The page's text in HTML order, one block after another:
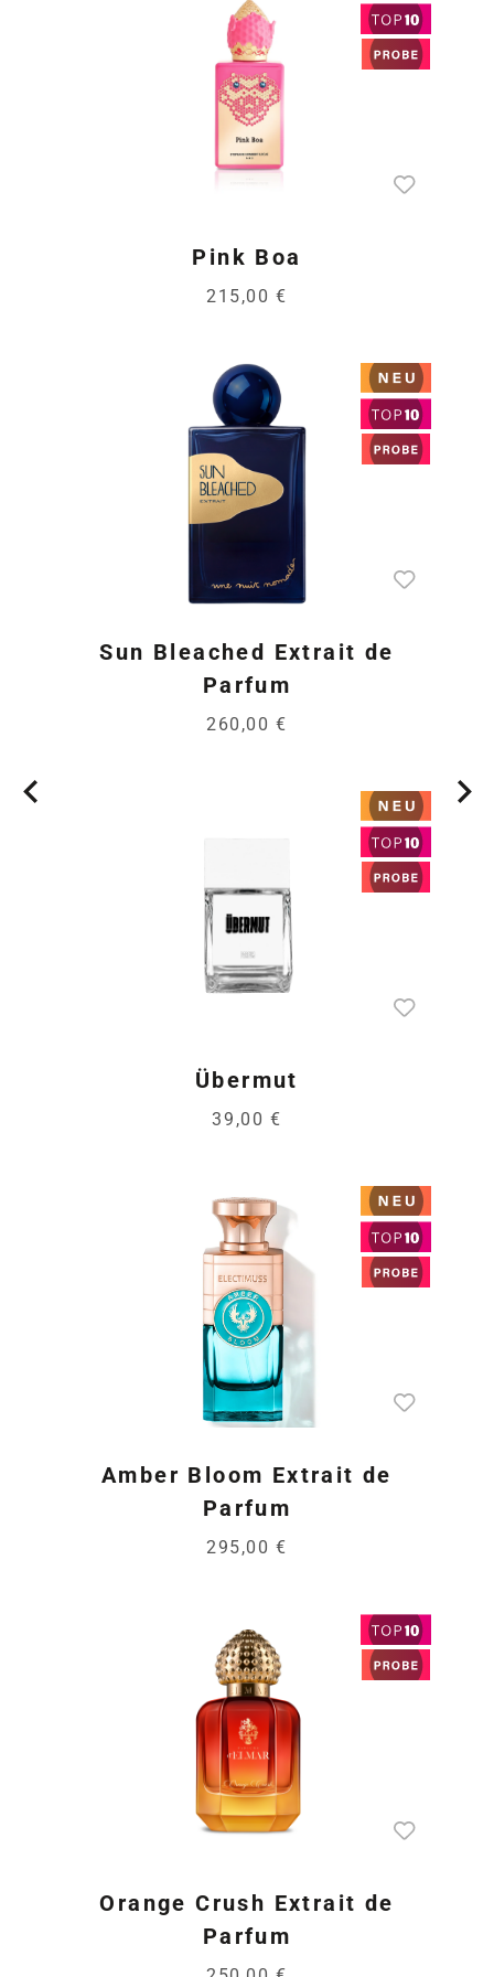
Pink Boa
215,00 €
Sun Bleached Extrait de
Parfum
260,00 €
Übermut
39,00 €
Amber Bloom Extrait de
Parfum
295,00 €
Orange Crush Extrait de
Parfum